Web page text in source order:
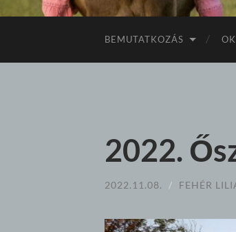
BEMUTATKOZÁS
2022.
2022.11.08. / FEHÉR